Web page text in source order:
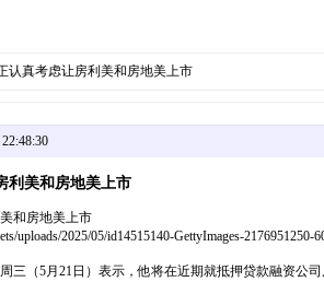
认真考虑让房利美和房地美上市
利美和房地美上市
和房地美上市
uploads/2025/05/id14515140-GettyImages-
三（5月21日）表示，他将在近期就抵押贷款融资公